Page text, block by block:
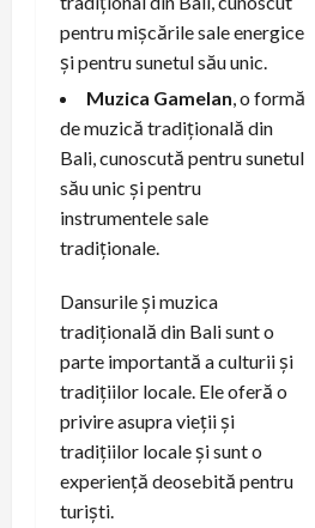
pentru mișcările sale energice
și pentru sunetul său unic.
Muzica Gamelan , o formă
de muzică tradițională din
Bali, cunoscută pentru sunetul
său unic și pentru
instrumentele sale
tradiționale.
Dansurile și muzica
tradițională din Bali sunt o
parte importantă a culturii și
tradițiilor locale. Ele oferă o
privire asupra vieții și
tradițiilor locale și sunt o
experiență deosebită pentru
turiști.